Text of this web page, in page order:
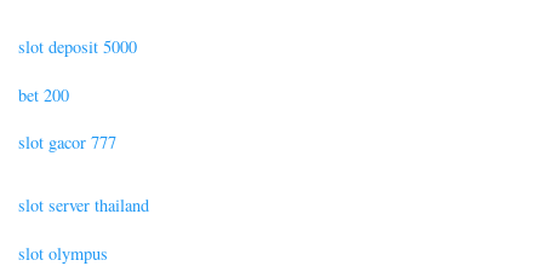
slot deposit 5000
bet 200
slot gacor 777
slot server thailand
slot olympus